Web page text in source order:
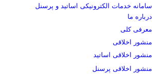
سامانه خدمات الکترونیکی اساتید و پرسنل
درباره ما
معرفی کلی
منشور اخلاقی
منشور اخلاقی اساتید
منشور اخلاقی پرسنل